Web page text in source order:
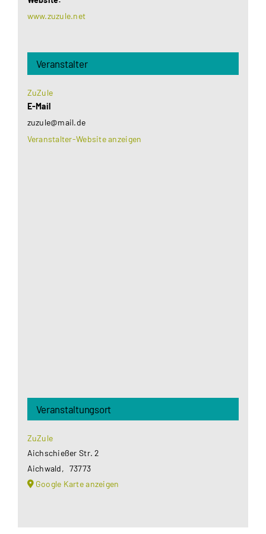
www.zuzule.net
Veranstalter
ZuZule
E-Mail
zuzule@mail.de
Veranstalter-Website anzeigen
Veranstaltungsort
ZuZule
Aichschießer Str. 2
Aichwald, 73773
Google Karte anzeigen